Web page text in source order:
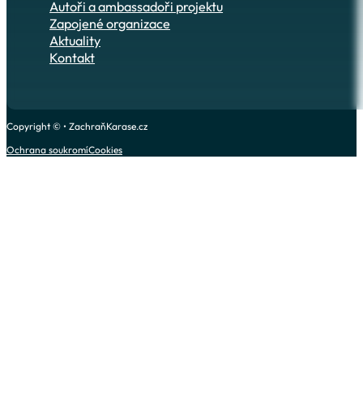
Autoři a ambassadoři projektu
Zapojené organizace
Aktuality
Kontakt
Copyright © • ZachraňKarase.cz
Ochrana soukromíCookies